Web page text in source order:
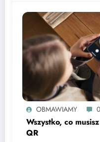
OBMAWIAMY 0
Wszystko, co
QR